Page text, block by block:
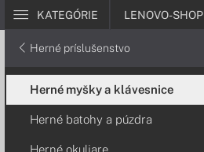
KATEGÓRIE LENOVO-SHOP
Herné príslušenstvo
Herné myšky a klávesnice
Herné batohy a púzdra
Herné okuliare